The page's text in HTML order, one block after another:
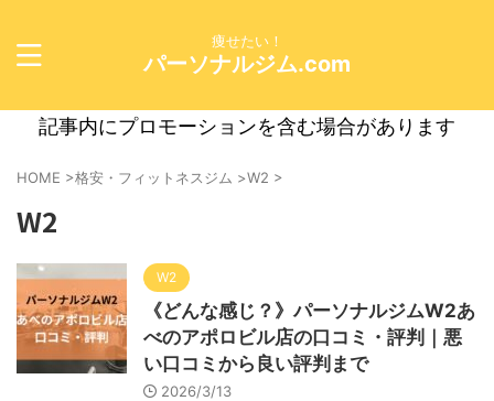
痩せたい！
パーソナルジム.com
記事内にプロモーションを含む場合があります
HOME >格安・フィットネスジム >W2 >
W2
W2
《どんな感じ？》パーソナルジムW2あ
べのアポロビル店の口コミ・評判｜悪
い口コミから良い評判まで
2026/3/13